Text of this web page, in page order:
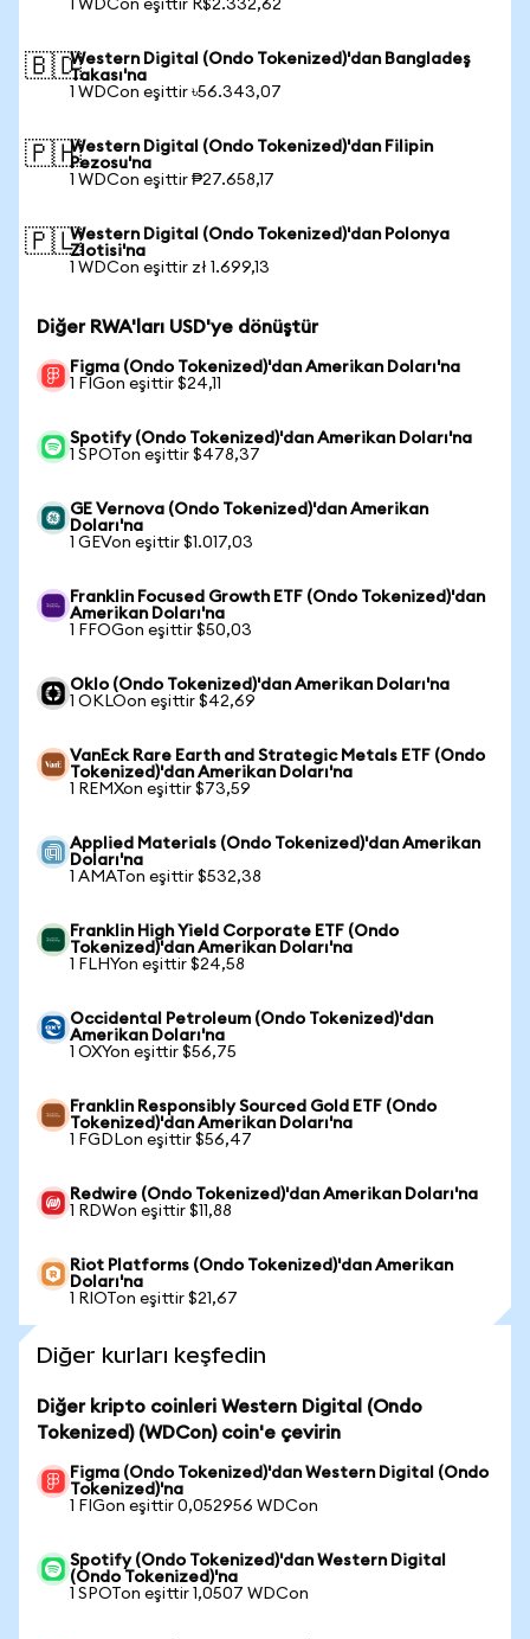
1 WDCon eşittir R$2.332,62
🇧🇩Western Digital (Ondo Tokenized)'dan Bangladeş
Takası'na
1 WDCon eşittir ৳56.343,07
🇵🇭Western Digital (Ondo Tokenized)'dan Filipin
Pezosu'na
1 WDCon eşittir ₱27.658,17
🇵🇱Western Digital (Ondo Tokenized)'dan Polonya
Zlotisi'na
1 WDCon eşittir zł 1.699,13
Diğer RWA'ları USD'ye dönüştür
Figma (Ondo Tokenized)'dan Amerikan Doları'na
1 FIGon eşittir $24,11
Spotify (Ondo Tokenized)'dan Amerikan Doları'na
1 SPOTon eşittir $478,37
GE Vernova (Ondo Tokenized)'dan Amerikan
Doları'na
1 GEVon eşittir $1.017,03
Franklin Focused Growth ETF (Ondo Tokenized)'dan
Amerikan Doları'na
1 FFOGon eşittir $50,03
Oklo (Ondo Tokenized)'dan Amerikan Doları'na
1 OKLOon eşittir $42,69
VanEck Rare Earth and Strategic Metals ETF (Ondo
Tokenized)'dan Amerikan Doları'na
1 REMXon eşittir $73,59
Applied Materials (Ondo Tokenized)'dan Amerikan
Doları'na
1 AMATon eşittir $532,38
Franklin High Yield Corporate ETF (Ondo
Tokenized)'dan Amerikan Doları'na
1 FLHYon eşittir $24,58
Occidental Petroleum (Ondo Tokenized)'dan
Amerikan Doları'na
1 OXYon eşittir $56,75
Franklin Responsibly Sourced Gold ETF (Ondo
Tokenized)'dan Amerikan Doları'na
1 FGDLon eşittir $56,47
Redwire (Ondo Tokenized)'dan Amerikan Doları'na
1 RDWon eşittir $11,88
Riot Platforms (Ondo Tokenized)'dan Amerikan
Doları'na
1 RIOTon eşittir $21,67
Diğer kurları keşfedin
Diğer kripto coinleri Western Digital (Ondo
Tokenized) (WDCon) coin'e çevirin
Figma (Ondo Tokenized)'dan Western Digital (Ondo
Tokenized)'na
1 FIGon eşittir 0,052956 WDCon
Spotify (Ondo Tokenized)'dan Western Digital
(Ondo Tokenized)'na
1 SPOTon eşittir 1,0507 WDCon